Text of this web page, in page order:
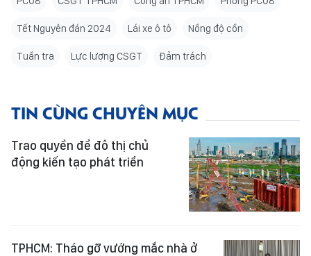
Tết Nguyên đán 2024 Lái xe ô tô Nồng độ cồn
Tuần tra Lực lượng CSGT Đảm trách
TIN CÙNG CHUYÊN MỤC
Trao quyền để đô thị chủ
động kiến tạo phát triển
TPHCM: Tháo gỡ vướng mắc nhà ở